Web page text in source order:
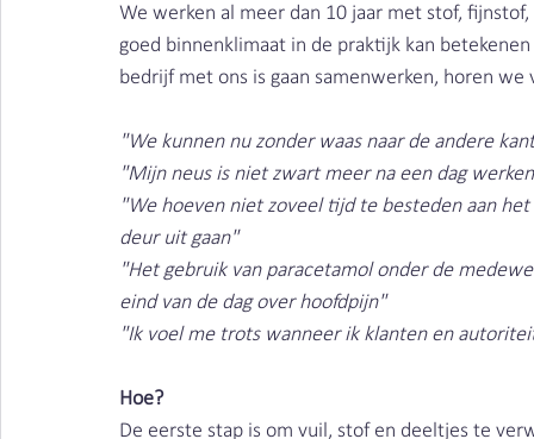
We werken al meer dan 10 jaar met stof,
goed binnenklimaat in de praktijk kan
bedrijf met ons is gaan samenwerken, horen we
"We kunnen nu zonder waas naar de andere
"Mijn neus is niet zwart meer na een dag
"We hoeven niet zoveel tijd te besteden aan
deur uit gaan"
"Het gebruik van paracetamol onder de
eind van de dag over hoofdpijn"
"Ik voel me trots wanneer ik klanten en
Hoe?
De eerste stap is om vuil, stof en deeltjes te